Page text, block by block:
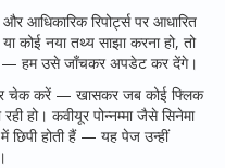
आधिकारिक रिपोर्ट्स पर आधारित
कोई नया तथ्य साझा करना हो, तो
— हम उसे जाँचकर अपडेट कर देंगे।
चेक करें — खासकर जब कोई फ्लिक
रही हो। कवीयूर पोन्नम्मा जैसे सिनेमा
होती हैं — यह पेज उन्हीं